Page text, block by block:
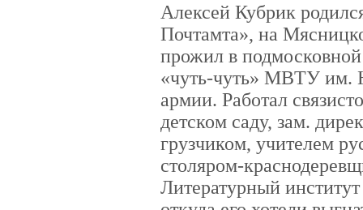
Алексей Кубрик
Почтамта», на
прожил в
«чуть-чуть» МВТУ им.
армии. Работал
детском саду, зам.
грузчиком, учителем
столяром-
Литературный